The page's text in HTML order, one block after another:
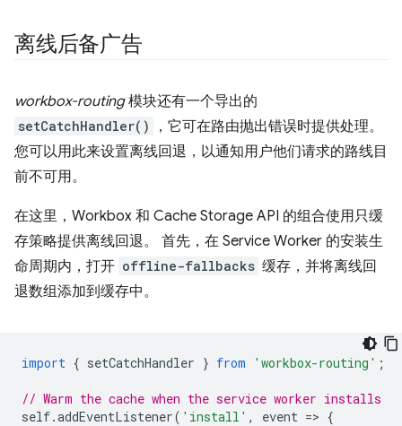
离线后备广告
workbox-routing模块还有一个导出的
setCatchHandler()
，它可在路由抛出错误时提供处理。
您可以用此来设置离线回退，以通知用户他们请求的路线目
前不可用。
在这里，Workbox 和 Cache Storage API 的组合使用只缓
存策略提供离线回退。 首先，在 Service Worker 的安装生
命周期内，打开 offline-fallbacks 缓存，并将离线回
退数组添加到缓存中。
import { setCatchHandler } from 'workbox-routing' ;
// Warm the cache when the service worker installs
self.addEventListener( 'install' , event => {